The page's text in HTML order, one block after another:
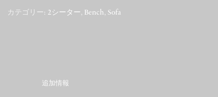
カテゴリー: 2シーター, Bench, Sofa
追加情報